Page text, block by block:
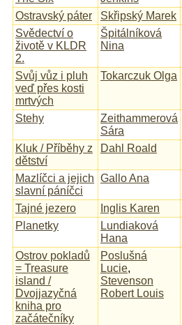
Ostravský páter Skřipský Marek
Svědectví o
životě v KLDR
2.
Špitálníková
Nina
Svůj vůz i pluh
veď přes kosti
mrtvých
Tokarczuk Olga
Stehy
Zeithammerová
Sára
Kluk / Příběhy z
dětství
Dahl Roald
Mazlíčci a jejich
slavní páníčci
Gallo Ana
Tajné jezero Inglis Karen
Planetky
Lundiaková
Hana
Ostrov pokladů
= Treasure
island /
Dvojjazyčná
kniha pro
začátečníky
Poslušná
Lucie,
Stevenson
Robert Louis